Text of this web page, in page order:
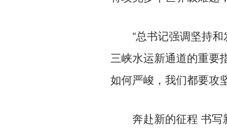
“总书记强调坚持和
三峡水运新通道的重要
如何严峻，我们都要攻
奔赴新的征程 书写